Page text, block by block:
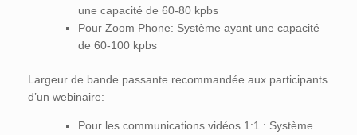
une capacité de 60-80 kpbs
Pour Zoom Phone: Système ayant une capacité
de 60-100 kpbs
Largeur de bande passante recommandée aux participants
d’un webinaire:
Pour les communications vidéos 1:1 : Système